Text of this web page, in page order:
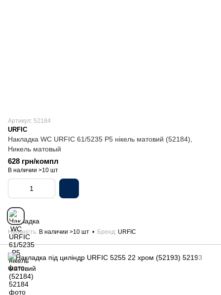
Артикул: 52184
URFIC
Накладка WC URFIC 61/5235 P5 нікель матовий (52184),
Никель матовый
628 грн/компл
В наличии >10 шт
Наявність В наличии >10 шт Бренд URFIC